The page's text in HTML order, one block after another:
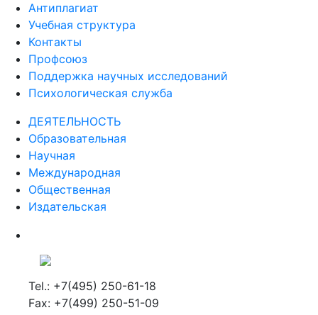
Антиплагиат
Учебная структура
Контакты
Профсоюз
Поддержка научных исследований
Психологическая служба
ДЕЯТЕЛЬНОСТЬ
Образовательная
Научная
Международная
Общественная
Издательская
Tel.: +7(495) 250-61-18
Fax: +7(499) 250-51-09